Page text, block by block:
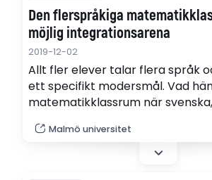
Den flerspråkiga
möjlig integrationsarena
2019-12-02
Allt fler elever talar flera språk
ett specifikt modersmål. Vad
matematikklassrum när
varandra och lära sig matte?
spänningar, hjälpsamhet och
Malmö universitet